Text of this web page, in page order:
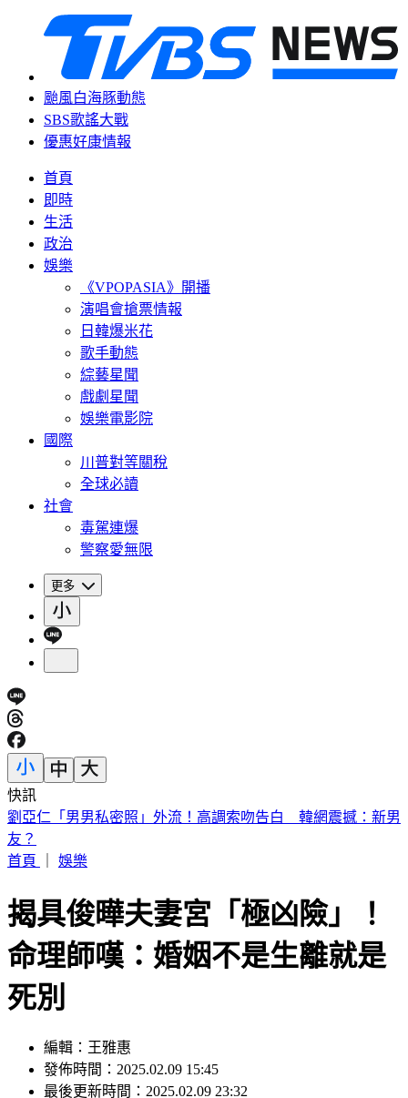
颱風白海豚動態
SBS歌謠大戰
優惠好康情報
首頁
即時
生活
政治
娛樂
《VPOPASIA》開播
演唱會搶票情報
日韓爆米花
歌手動態
綜藝星聞
戲劇星聞
娛樂電影院
國際
川普對等關稅
全球必讀
社會
毒駕連爆
警察愛無限
更多
快訊
國防預算創新高！明年度突破1.1兆元 目標達GDP3％
首頁
揭具俊曄夫妻宮「極凶險」！
命理師嘆：婚姻不是生離就是
死別
發佈時間：2025.02.09 15:45
最後更新時間：2025.02.09 23:32